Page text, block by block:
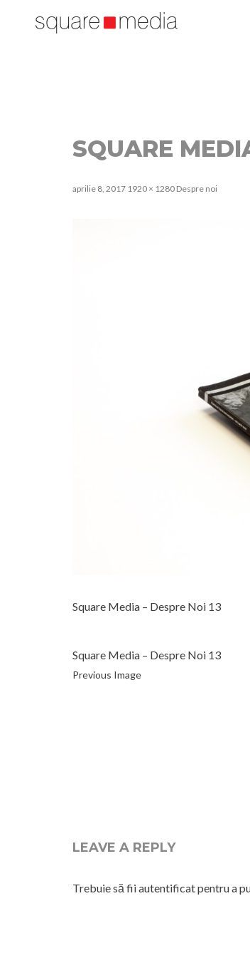
SQUARE
aprilie 8, 2017 1920 × 1280 Despre noi
Square Media – Despre Noi 13
Square Media – Despre Noi 13
Previous Image
LEAVE A REPLY
Trebuie să fiiautentificatpentru a